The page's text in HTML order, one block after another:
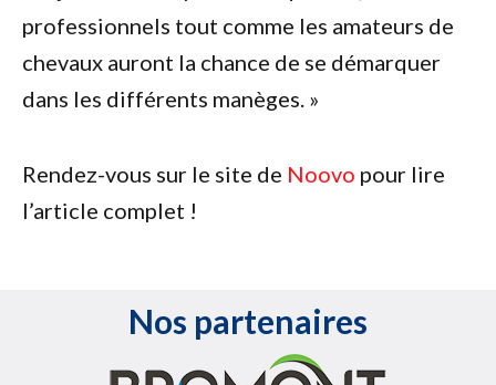
professionnels tout comme les amateurs de
chevaux auront la chance de se démarquer
dans les différents manèges. »
Rendez-vous sur le site de Noovo pour lire
l’article complet !
Nos partenaires